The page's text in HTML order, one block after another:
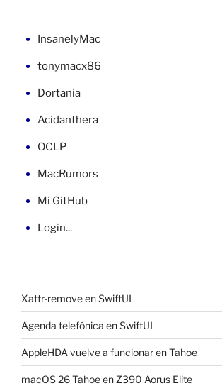
InsanelyMac
tonymacx86
Dortania
Acidanthera
OCLP
MacRumors
Mi GitHub
Login...
Xattr-remove en SwiftUI
Agenda telefónica en SwiftUI
AppleHDA vuelve a funcionar en Tahoe
macOS 26 Tahoe en Z390 Aorus Elite